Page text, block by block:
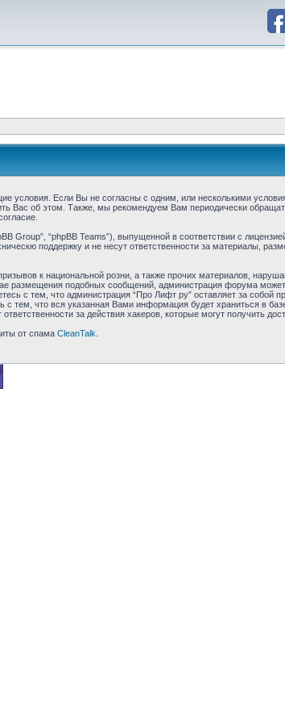
Если Вы не согласны с одним, или несколькими
Вас об этом. Также, мы рекомендуем Вам периодически
Group”, “phpBB Teams”), выпущенной в соответствии с
поддержку и не несут ответственности за материалы,
к национальной розни, а также прочих материалов,
размещения подобных сообщений, администрация форума
с тем, что администрация “Про Лифт ру” оставляет за собой
тем, что вся указанная Вами информация будет храниться в
за действия хакеров, которые могут получить
от спама CleanTalk